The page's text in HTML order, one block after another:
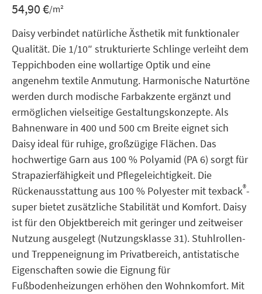
54,90€/m²
Daisy verbindet natürliche Ästhetik mit funktionaler
Qualität. Die 1/10″ strukturierte Schlinge verleiht dem
Teppichboden eine wollartige Optik und eine
angenehm textile Anmutung. Harmonische Naturtöne
werden durch modische Farbakzente ergänzt und
ermöglichen vielseitige Gestaltungskonzepte. Als
Bahnenware in 400 und 500 cm Breite eignet sich
Daisy ideal für ruhige, großzügige Flächen. Das
hochwertige Garn aus 100 % Polyamid (PA 6) sorgt für
Strapazierfähigkeit und Pflegeleichtigkeit. Die
Rückenausstattung aus 100 % Polyester mit texback®-
super bietet zusätzliche Stabilität und Komfort. Daisy
ist für den Objektbereich mit geringer und zeitweiser
Nutzung ausgelegt (Nutzungsklasse 31). Stuhlrollen-
und Treppeneignung im Privatbereich, antistatische
Eigenschaften sowie die Eignung für
Fußbodenheizungen erhöhen den Wohnkomfort. Mit